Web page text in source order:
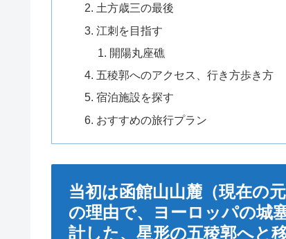
土方歳三の最後
江刺を目指す
開陽丸座礁
五稜郭へのアクセス、行き方歩き方
宿泊施設を探す
おすすめの旅行プラン
当初は函館山山麓（現在の
の理由で、ヨーロッパの城
計した、星形の五稜郭へと